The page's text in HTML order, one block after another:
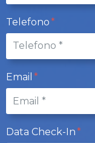
Telefono
Email
Data Check-In